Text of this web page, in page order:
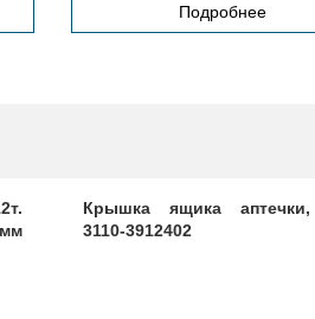
Подробнее
Крышка ящика
3110-3912402